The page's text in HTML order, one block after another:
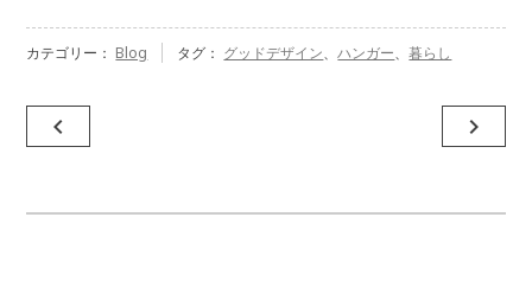
カテゴリー： Blog タグ： グッドデザイン、ハンガー、暮らし
投
稿
navigate_before navigate_next